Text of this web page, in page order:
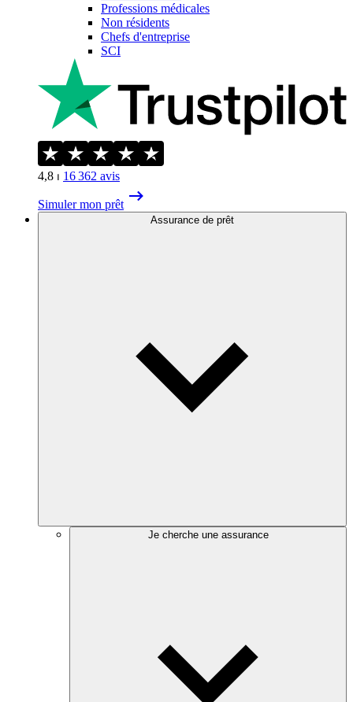
Professions médicales
Non résidents
Chefs d'entreprise
SCI
4,8 ⏐ 16 362 avis
Simuler mon prêt
Assurance de prêt
Je cherche une assurance